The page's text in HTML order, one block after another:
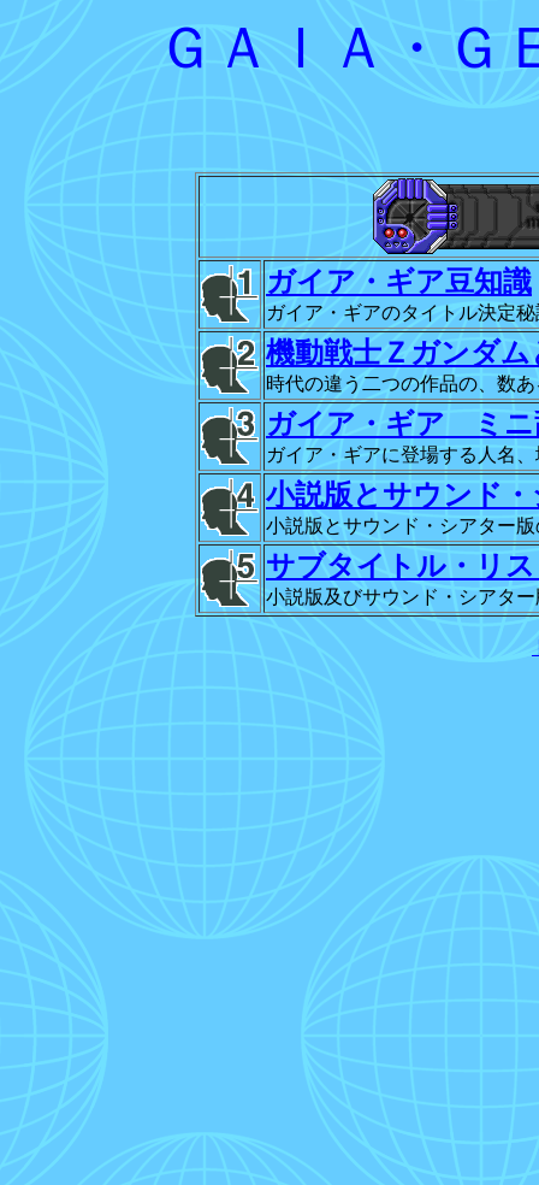
ＧＡＩＡ・Ｇ
ガイア・ギア豆知識
ガイア・ギアのタイトル決定
機動戦士Ｚガンダ
時代の違う二つの作品の、数
ガイア・ギア ミニ
ガイア・ギアに登場する人名
小説版とサウンド
小説版とサウンド・シアター
サブタイトル・リ
小説版及びサウンド・シアタ